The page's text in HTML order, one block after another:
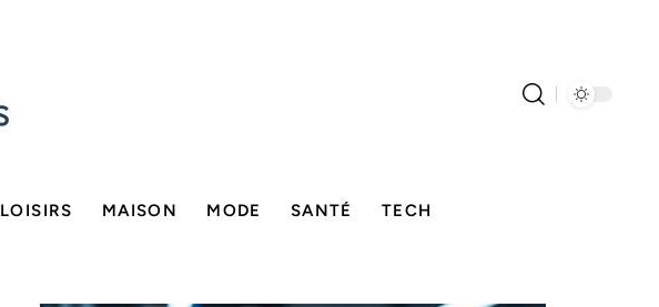
LOISIRS MAISON MODE SANTÉ TECH